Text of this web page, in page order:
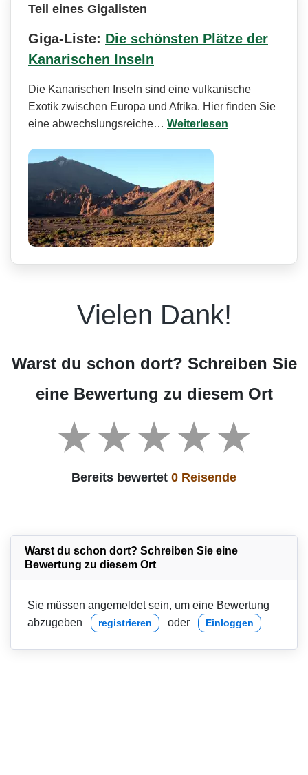
Teil eines Gigalisten
Giga-Liste: Die schönsten Plätze der
Kanarischen Inseln
Die Kanarischen Inseln sind eine vulkanische
Exotik zwischen Europa und Afrika. Hier finden Sie
eine abwechslungsreiche… Weiterlesen
Vielen Dank!
Warst du schon dort? Schreiben Sie
eine Bewertung zu diesem Ort
Bereits bewertet 0 Reisende
Warst du schon dort? Schreiben Sie eine
Bewertung zu diesem Ort
Sie müssen angemeldet sein, um eine Bewertung
abzugeben
registrieren oder Einloggen